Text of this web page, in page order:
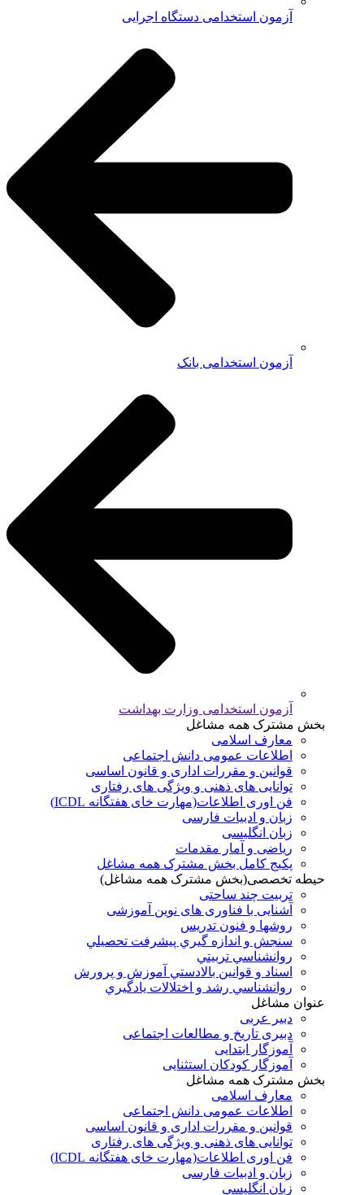
آزمون استخدامی دستگاه اجرایی
آزمون استخدامی بانک
آزمون استخدامی وزارت بهداشت
بخش مشترک همه مشاغل
معارف اسلامی
اطلاعات عمومی دانش اجتماعی
قوانین و مقررات اداری و قانون اساسی
توانایی های ذهنی و ویژگی های رفتاری
فن اوری اطلاعات(مهارت خای هفتگانه ICDL)
زبان و ادبیات فارسی
زبان انگلیسی
ریاضی و آمار مقدمات
پکیج کامل بخش مشترک همه مشاغل
حیطه تخصصی(بخش مشترک همه مشاغل)
تربیت چند ساحتی
آشنایی با فناوری های نوین آموزشی
روشها و فنون تدريس
سنجش و اندازه گيري پيشرفت تحصيلي
روانشناسي تربيتي
اسناد و قوانين بالادستي آموزش و پرورش
روانشناسي رشد و اختلالات يادگيري
عنوان مشاغل
دبير عربی
دبیری تاریخ و مطالعات اجتماعی
آموزگار ابتدایی
آموزگار کودکان استثنایی
بخش مشترک همه مشاغل
معارف اسلامی
اطلاعات عمومی دانش اجتماعی
قوانین و مقررات اداری و قانون اساسی
توانایی های ذهنی و ویژگی های رفتاری
فن اوری اطلاعات(مهارت خای هفتگانه ICDL)
زبان و ادبیات فارسی
زبان انگلیسی